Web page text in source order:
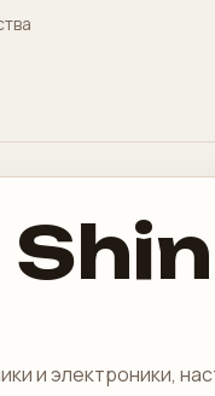
и электроники,